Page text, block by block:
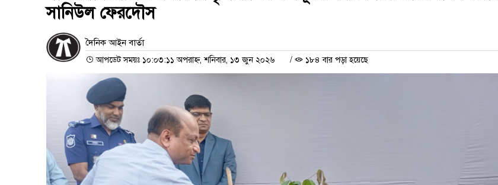
সানিউল ফেরদৌস
দৈনিক আইন বার্তা
আপডেট সময়ঃ ১০:০৩:১১ অপরাহ্ন, শনিবার, ১৩ জুন ২০২৬ / ১৮৪ বার পড়া হয়েছে